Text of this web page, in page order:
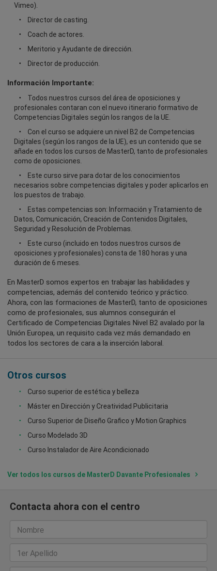
Vimeo).
Director de casting.
Coach de actores.
Meritorio y Ayudante de dirección.
Director de producción.
Información Importante:
Todos nuestros cursos del área de oposiciones y
profesionales contaran con el nuevo itinerario formativo de
Competencias Digitales según los rangos de la UE.
Con el curso se adquiere un nivel B2 de Competencias
Digitales (según los rangos de la UE), es un contenido que se
añade en todos los cursos de MasterD, tanto de profesionales
como de oposiciones.
Este curso sirve para dotar de los conocimientos
necesarios sobre competencias digitales y poder aplicarlos en
los puestos de trabajo.
Estas competencias son: Información y Tratamiento de
Datos, Comunicación, Creación de Contenidos Digitales,
Seguridad y Resolución de Problemas.
Este curso (incluido en todos nuestros cursos de
oposiciones y profesionales) consta de 180 horas y una
duración de 6 meses.
En MasterD somos expertos en trabajar las habilidades y
competencias, además del contenido teórico y práctico.
Ahora, con las formaciones de MasterD, tanto de oposiciones
como de profesionales, sus alumnos conseguirán el
Certificado de Competencias Digitales Nivel B2 avalado por la
Unión Europea, un requisito cada vez más demandado en
todos los sectores de cara a la inserción laboral.
Otros cursos
Curso superior de estética y belleza
Máster en Dirección y Creatividad Publicitaria
Curso Superior de Diseño Grafico y Motion Graphics
Curso Modelado 3D
Curso Instalador de Aire Acondicionado
Ver todos los cursos de MasterD Davante Profesionales
Contacta ahora con el centro
Nombre
1er Apellido